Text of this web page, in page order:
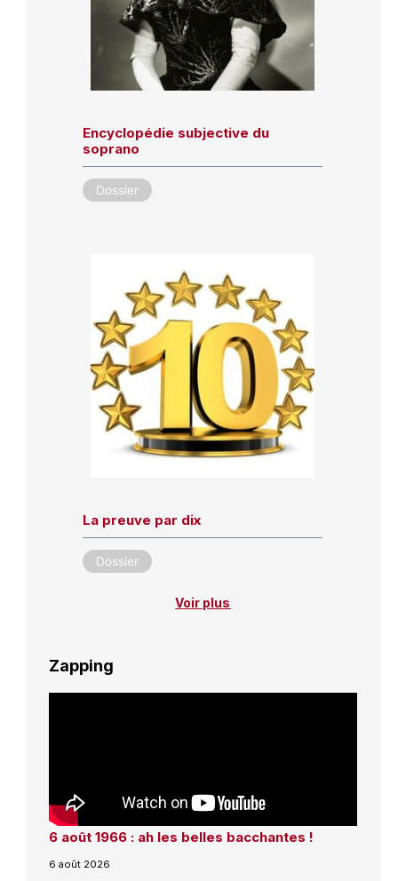
Encyclopédie subjective du
soprano
Dossier
La preuve par dix
Dossier
Voir plus
Zapping
6 août 1966 : ah les belles bacchantes !
6 août 2026